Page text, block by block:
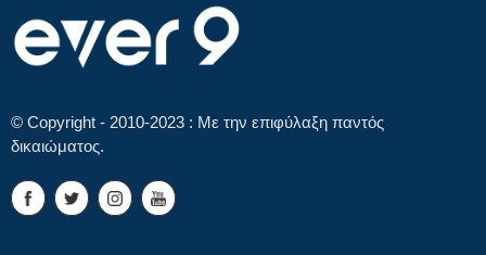
© Copyright - 2010-2023 : Με την επιφύλαξη παντός
δικαιώματος.